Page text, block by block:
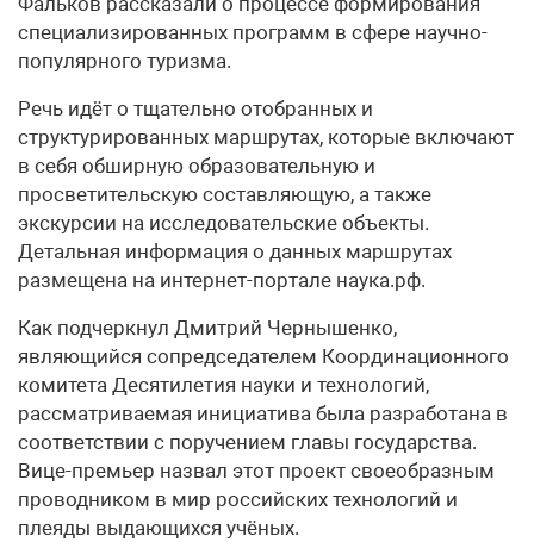
специализированных программ в сфере научно-
популярного туризма.
Речь идёт о тщательно отобранных и
структурированных маршрутах, которые включают
в себя обширную образовательную и
просветительскую составляющую, а также
экскурсии на исследовательские объекты.
Детальная информация о данных маршрутах
размещена на интернет-портале наука.рф.
Как подчеркнул Дмитрий Чернышенко,
являющийся сопредседателем Координационного
комитета Десятилетия науки и технологий,
рассматриваемая инициатива была разработана в
соответствии с поручением главы государства.
Вице-премьер назвал этот проект своеобразным
проводником в мир российских технологий и
плеяды выдающихся учёных.